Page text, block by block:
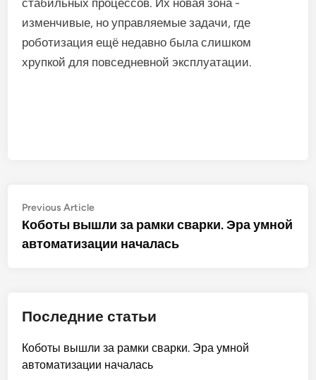
изменчивые, но управляемые задачи, где
роботизация ещё недавно была слишком
хрупкой для повседневной эксплуатации.
Post
navigation
Previous ArticlePrevious
article:
Коботы вышли за рамки сварки. Эра умной
автоматизации началась
Последние статьи
Коботы вышли за рамки сварки. Эра умной
автоматизации началась